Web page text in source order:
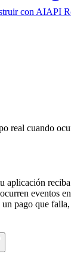
con AIAPI
real cuando
aplicación
eventos
pago que